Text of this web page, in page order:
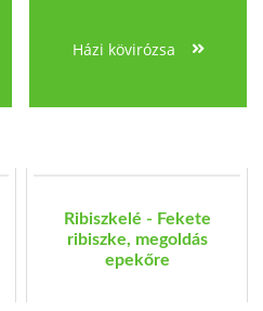
Házi kövirózsa
Ribiszkelé - Fekete
ribiszke, megoldás
epekőre